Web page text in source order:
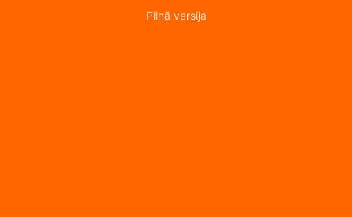
Pilnā versija